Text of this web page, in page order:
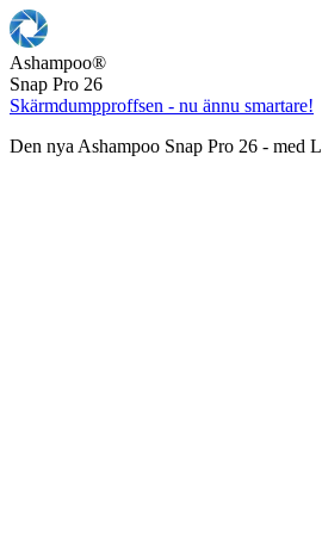
Ashampoo®
Snap Pro 26
Skärmdumpproffsen - nu ännu smartare!
Den nya Ashampoo Snap Pro 26 - med